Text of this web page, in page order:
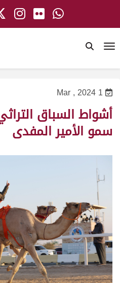
1 Mar , 2024
أشواط السباق
سمو الأمير المفدى